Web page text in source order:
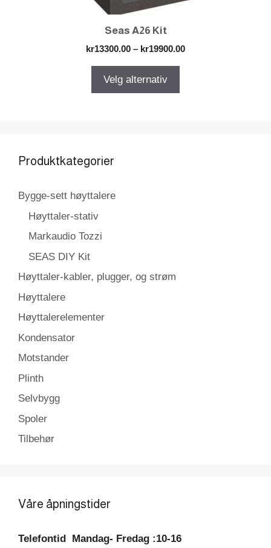
Seas A26 Kit
kr13300.00 – kr19900.00Prisområde:
Velg alternativ
Produktkategorier
Bygge-sett høyttalere
Høyttaler-stativ
Markaudio Tozzi
SEAS DIY Kit
Høyttaler-kabler, plugger, og strøm
Høyttalere
Høyttalerelementer
Kondensator
Motstander
Plinth
Selvbygg
Spoler
Tilbehør
Våre åpningstider
Telefontid Mandag- Fredag :10-16